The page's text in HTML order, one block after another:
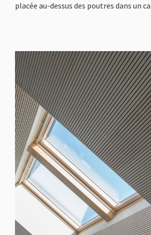
placée au-dessus des poutres dans un